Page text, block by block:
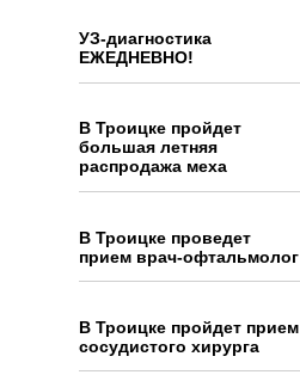
УЗ-диагностика
ЕЖЕДНЕВНО!
В Троицке пройдет
большая летняя
распродажа меха
В Троицке проведет
прием врач-офтальмолог
В Троицке пройдет прием
сосудистого хирурга